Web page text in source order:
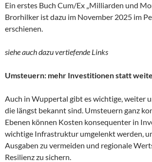
Ein erstes Buch Cum/Ex „Milliarden und
Brorhilker ist dazu im November 2025 im
erschienen.
siehe auch dazu vertiefende Links
Umsteuern: mehr Investitionen statt
Auch in Wuppertal gibt es wichtige, weiter
die längst bekannt sind. Umsteuern ganz
Ebenen können Kosten konsequenter in
wichtige Infrastruktur umgelenkt werden,
Ausgaben zu vermeiden und regionale
Resilienz zu sichern.